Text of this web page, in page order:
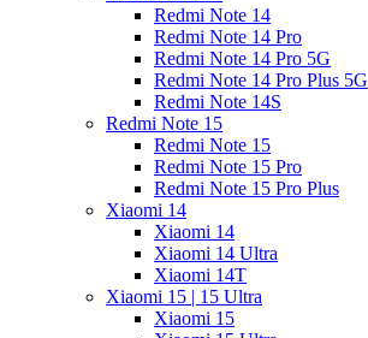
Redmi Note 14
Redmi Note 14 Pro
Redmi Note 14 Pro 5G
Redmi Note 14 Pro Plus 5G
Redmi Note 14S
Redmi Note 15
Redmi Note 15
Redmi Note 15 Pro
Redmi Note 15 Pro Plus
Xiaomi 14
Xiaomi 14
Xiaomi 14 Ultra
Xiaomi 14T
Xiaomi 15 | 15 Ultra
Xiaomi 15